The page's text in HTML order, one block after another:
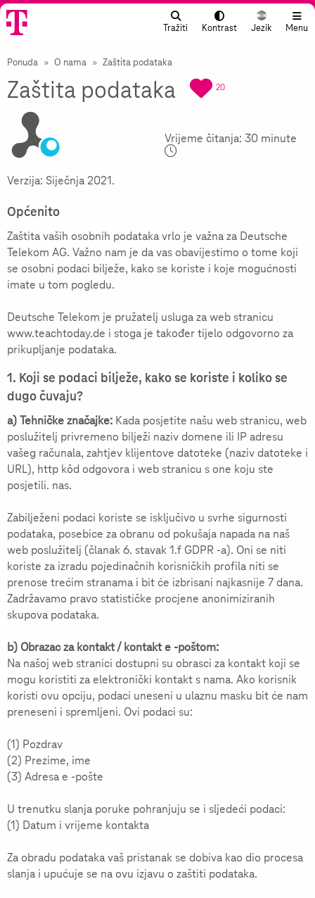
Tražiti Kontrast Jezik Menu
Ponuda O nama Zaštita podataka
Zaštita podataka 20
Vrijeme čitanja: 30 minute
Verzija: Siječnja 2021.
Općenito
Zaštita vaših osobnih podataka vrlo je važna za Deutsche
Telekom AG. Važno nam je da vas obavijestimo o tome koji
se osobni podaci bilježe, kako se koriste i koje mogućnosti
imate u tom pogledu.
Deutsche Telekom je pružatelj usluga za web stranicu
www.teachtoday.de i stoga je također tijelo odgovorno za
prikupljanje podataka.
1. Koji se podaci bilježe, kako se koriste i koliko se
dugo čuvaju?
a) Tehničke značajke: Kada posjetite našu web stranicu, web
poslužitelj privremeno bilježi naziv domene ili IP adresu
vašeg računala, zahtjev klijentove datoteke (naziv datoteke i
URL), http kôd odgovora i web stranicu s one koju ste
posjetili. nas.
Zabilježeni podaci koriste se isključivo u svrhe sigurnosti
podataka, posebice za obranu od pokušaja napada na naš
web poslužitelj (članak 6. stavak 1.f GDPR -a). Oni se niti
koriste za izradu pojedinačnih korisničkih profila niti se
prenose trećim stranama i bit će izbrisani najkasnije 7 dana.
Zadržavamo pravo statističke procjene anonimiziranih
skupova podataka.
b) Obrazac za kontakt / kontakt e -poštom:
Na našoj web stranici dostupni su obrasci za kontakt koji se
mogu koristiti za elektronički kontakt s nama. Ako korisnik
koristi ovu opciju, podaci uneseni u ulaznu masku bit će nam
preneseni i spremljeni. Ovi podaci su:
(1) Pozdrav
(2) Prezime, ime
(3) Adresa e -pošte
U trenutku slanja poruke pohranjuju se i sljedeći podaci:
(1) Datum i vrijeme kontakta
Za obradu podataka vaš pristanak se dobiva kao dio procesa
slanja i upućuje se na ovu izjavu o zaštiti podataka.